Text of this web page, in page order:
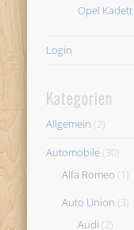
Opel
Login
Kategorien
Allgemein (2)
Automobile (30)
Alfa Romeo (1)
Auto Union (3)
Audi (2)